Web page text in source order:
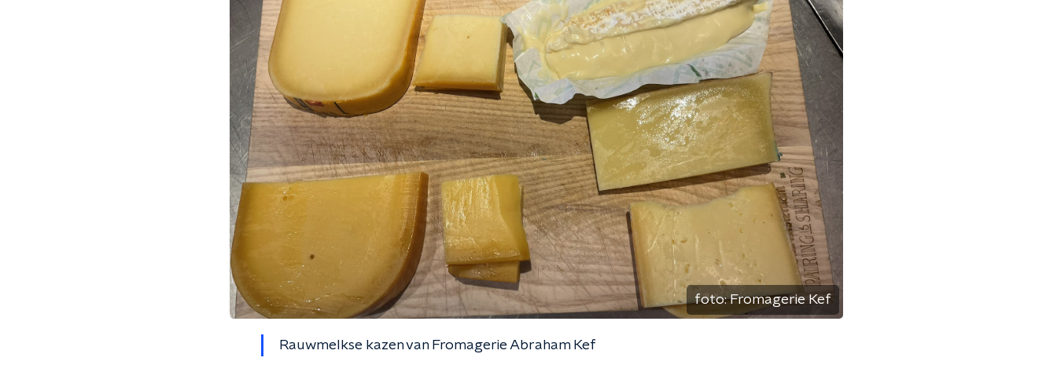
foto:Fromagerie Kef
Rauwmelkse kazen van Fromagerie Abraham Kef